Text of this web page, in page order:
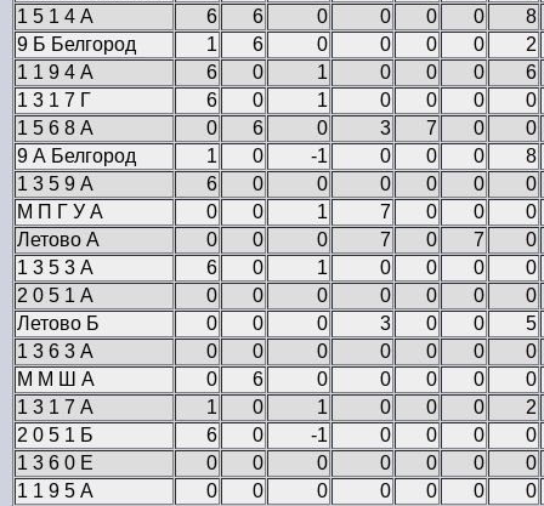
1 5 1 4 А
6 6 0 0 0 0
8
9 Б Белгород
1 6 0 0 0 0
2
1 1 9 4 А
6 0 1 0 0 0
6
1 3 1 7 Г
6 0 1 0 0 0
0
1 5 6 8 А
0 6 0 3 7 0
0
9 А Белгород
1 0 -1 0 0 0
8
1 3 5 9 А
6 0 0 0 0 0
0
М П Г У А
0 0 1 7 0 0
0
Летово А
0 0 0 7 0 7
0
1 3 5 3 А
6 0 1 0 0 0
0
2 0 5 1 А
0 0 0 0 0 0
0
Летово Б
0 0 0 3 0 0
5
1 3 6 3 А
0 0 0 0 0 0
0
М М Ш А
0 6 0 0 0 0
0
1 3 1 7 А
1 0 1 0 0 0
2
2 0 5 1 Б
6 0 -1 0 0 0
0
1 3 6 0 Е
0 0 0 0 0 0
0
1 1 9 5 А
0 0 0 0 0 0
0